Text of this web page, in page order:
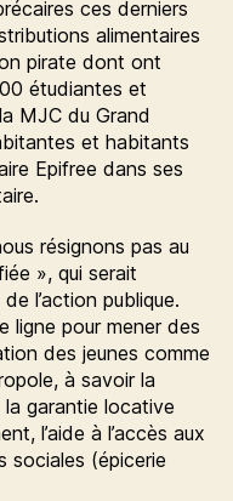
ces derniers
alimentaires
pirate dont ont
étudiantes et
MJC du Grand
et habitants
Epifree dans ses
résignons pas au
», qui serait
l’action publique.
ligne pour mener des
des jeunes comme
à savoir la
garantie locative
l’aide à l’accès aux
sociales (épicerie